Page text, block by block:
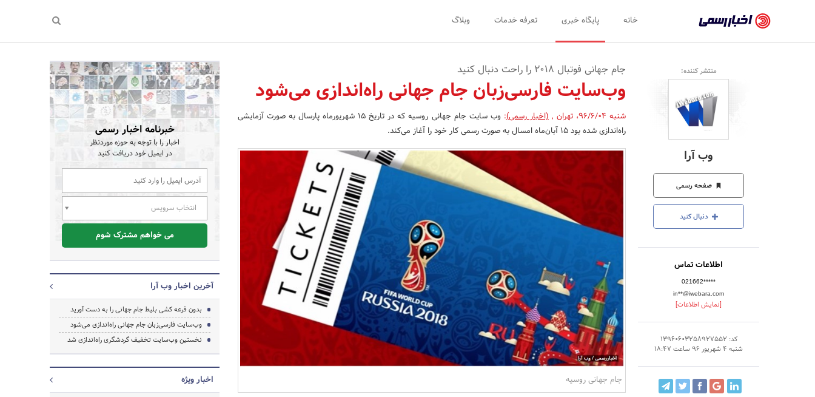
رسمی
-
اخبار
تایید
شده
شرکت‌ها،
سازمان‌ها
و
روابط
عمومی‌ها
خانه پایگاه خبری تعرفه خدمات وبلاگ
منتشر کننده:
وب آرا
صفحه رسمی
دنبال کنید
اطلاعات تماس
021662*****
in**@iwebara.com
[نمایش اطلاعات]
کد: 13960603258927552
شنبه 4 شهریور 96 ساعت 18:47
جام جهانی فوتبال 2018 را راحت دنبال کنید
وب‌سایت فارسی‌زبان جام جهانی راه‌اندازی می‌شود
شنبه 96/6/04 ،تهران ,(اخبار رسمی):
وب سایت جام جهانی روسیه که در تاریخ 15 شهریورماه پارسال به صورت آزمایشی
راه‌اندازی شده بود 15 آبان‌ماه امسال به صورت رسمی کار خود را آغاز می‌کند.
جام جهانی روسیه
خبرنامه اخبار رسمی
اخبار را با توجه به حوزه موردنظر
در ایمیل خود دریافت کنید
انتخاب سرویس
می خواهم مشترک شوم
آخرین اخبار وب آرا
بدون قرعه کشی بلیط جام جهانی را به دست آورید
وب‌سایت فارسی‌زبان جام جهانی راه‌اندازی می‌شود
نخستین وب‌سایت تخفیف گردشگری راه‌اندازی شد
اخبار ویژه